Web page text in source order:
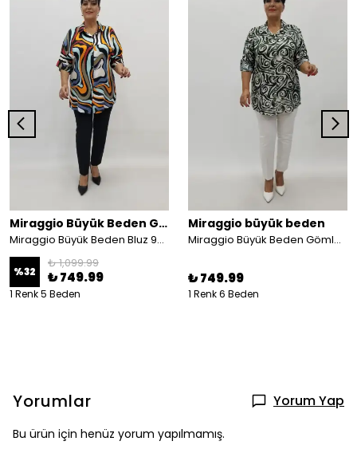
Miraggio Büyük Beden Gömlek
Miraggio Büyük Beden Bluz 99167 ORJİNAL
%32
₺ 1,099.99
₺ 749.99
1 Renk 5 Beden
Miraggio büyük beden
Miraggio Büyük Beden Gömlek 99970 HAKİ
₺ 749.99
1 Renk 6 Beden
Yorumlar Yorum Yap
Bu ürün için henüz yorum yapılmamış.